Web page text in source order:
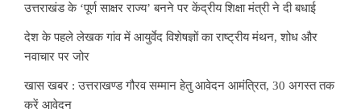
उत्तराखंड के ‘पूर्ण साक्षर राज्य’ बनने पर केंद्रीय शिक्षा मंत्री ने दी बधाई
देश के पहले लेखक गांव में आयुर्वेद विशेषज्ञों का राष्ट्रीय मंथन, शोध और
नवाचार पर जोर
खास खबर : उत्तराखण्ड गौरव सम्मान हेतु आवेदन आमंत्रित, 30 अगस्त तक
करें आवेदन